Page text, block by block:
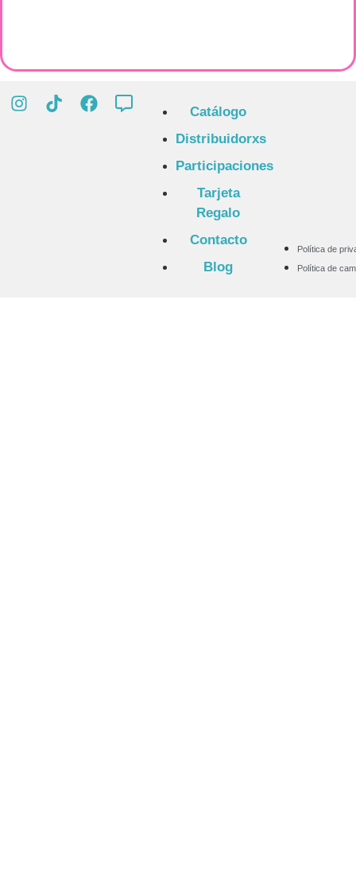
Catálogo
Distribuidorxs
Participaciones
Tarjeta
Regalo
Contacto
Blog
Política de
Política de